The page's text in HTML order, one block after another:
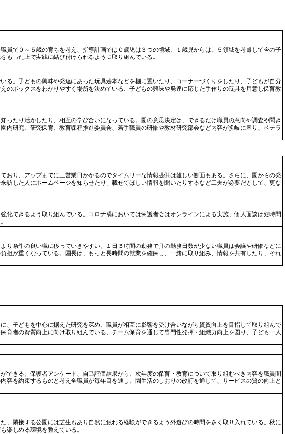
で０～５歳の育ちを考え、指導計画では０歳児は３つの領域、１歳児からは、５領域を考慮して今の子
もった上で実践に結び付けられるように取り組んでいる。
。子どもの興味や発達にあった玩具絵本などを棚に置いたり、コーナーづくりをしたり、子どもが自分
ボックスをわかりやすく場所を決めている。子どもの興味や発達に応じた手作りの玩具を用意し保育教
たり活かしたり、相互の学び合いになっている。園の意思決定は、できるだけ職員の意向や調査や聞き
研究、研究保育、教育課程推進委員会、若手職員の研修や教材研究部会など内容が多岐に亘り、ベテラ
り、アップまでに三営業日かかるのでタイムリーな情報提供は難しい側面もある。さらに、園からの発
した人にホームページを知らせたり、載せてほしい情報を聞いたりするなど工夫が必要だとして、更な
できるよう取り組んでいる。コロナ禍においては保護者会はオンラインによる実施、個人面談は短時間
条件の良い職に移っていきやすい。１日３時間の勤務で月の勤務日数が少ない職員は会議や研修などに
が重くなっている。園長は、もっと長時間の就業を確保し、一緒に取り組み、情報を共有したり、それ
子どもを中心に据えた研究を深め、職員が相互に影響を受け合いながら資質向上を目指して取り組んで
者の資質向上に向け取り組んでいる。チーム保育を通じて専門性発揮・組織力向上を図り、子ども一人
きる。保護者アンケート、自己評価結果から、次年度の保育・教育について取り組むべき内容を職員間
を約束するものと考え全職員が毎年目を通し、園生活のしおりの改訂を通して、サービスの質の向上と
隣接する公園には芝生もあり自然に触れる経験ができるよう外遊びの時間を多く取り入れている。秋に
楽しめる環境を整えている。